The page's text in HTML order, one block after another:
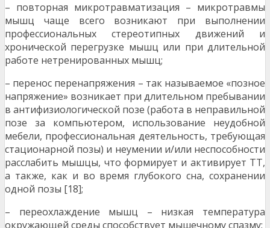
– повторная микротравматизация – микротравмы
мышц чаще всего возникают при выполнении
профессиональных стереотипных движений и
хронической перегрузке мышц или при длительной
работе нетренированных мышц;
– перенос перенапряжения – так называемое «позное
напряжение» возникает при длительном пребывании
в антифизиологической позе (работа в неправильной
позе за компьютером, использование неудобной
мебели, профессиональная деятельность, требующая
стационарной позы) и неумении и/или неспособности
расслабить мышцы, что формирует и активирует ТТ,
а также, как и во время глубокого сна, сохранении
одной позы [18];
– переохлаждение мышц – низкая температура
окружающей среды способствует мышечному спазму;